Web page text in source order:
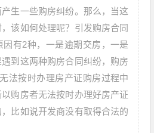
生一些购房纠纷。那么，当这
该如何处理呢？引发购房合同
有2种，一是逾期交房，一是
到这两种购房合同纠纷，购房
法按时办理房产证购房过程中
购房者无法按时办理好房产证
比如说开发商没有取得合法的